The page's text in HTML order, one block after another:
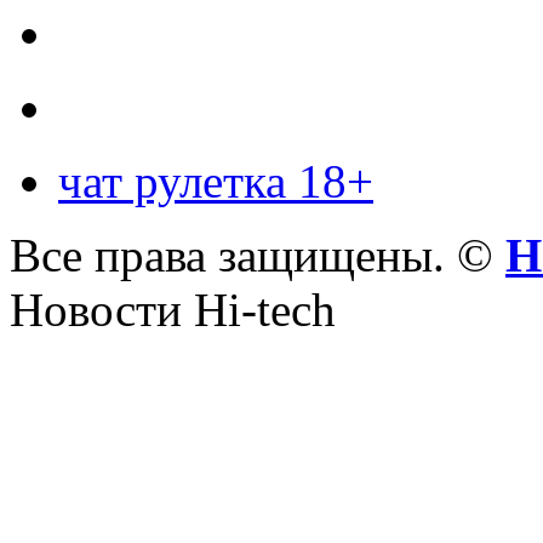
чат рулетка 18+
Все права защищены. ©
Новости Hi-tech